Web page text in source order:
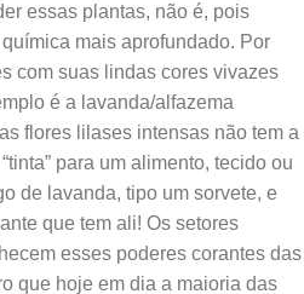
essas plantas, não é, pois
mais aprofundado. Por
com suas lindas cores vivazes
é a lavanda/alfazema
flores lilases intensas não tem a
para um alimento, tecido ou
de lavanda, tipo um sorvete, e
que tem ali! Os setores
esses poderes corantes das
que hoje em dia a maioria das